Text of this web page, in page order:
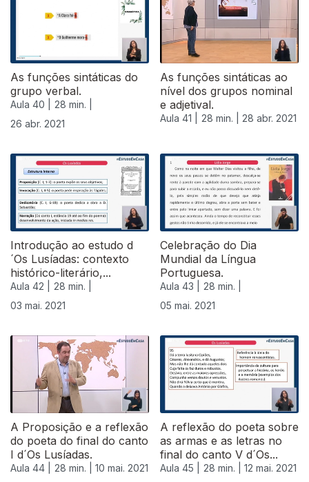
As funções sintáticas do
grupo verbal.
Aula 40 |
28 min. |
26 abr. 2021
As funções sintáticas ao
nível dos grupos nominal
e adjetival.
Aula 41 | 28 min. | 28 abr. 2021
Introdução ao estudo d
´Os Lusíadas: contexto
histórico-literário,...
Aula 42 |
28 min. |
03 mai. 2021
Celebração do Dia
Mundial da Língua
Portuguesa.
Aula 43 |
28 min. |
05 mai. 2021
A Proposição e a reflexão
do poeta do final do canto
I d´Os Lusíadas.
Aula 44 | 28 min. | 10 mai. 2021
A reflexão do poeta sobre
as armas e as letras no
final do canto V d´Os...
Aula 45 | 28 min. | 12 mai. 2021